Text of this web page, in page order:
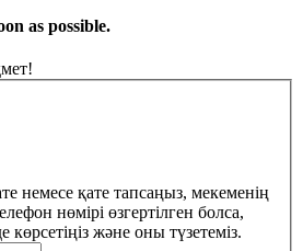
as possible.
немесе қате тапсаңыз, мекеменің
нөмірі өзгертілген болса,
көрсетіңіз және оны түзетеміз.